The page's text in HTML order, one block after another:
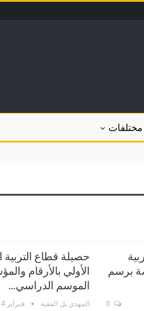
مختلفات
برسم
حصيلة قطاع التربية
الأولي بالأرقام
الموسم الدراسي…
المهدي بل الفقيه فبراير 14, 2022